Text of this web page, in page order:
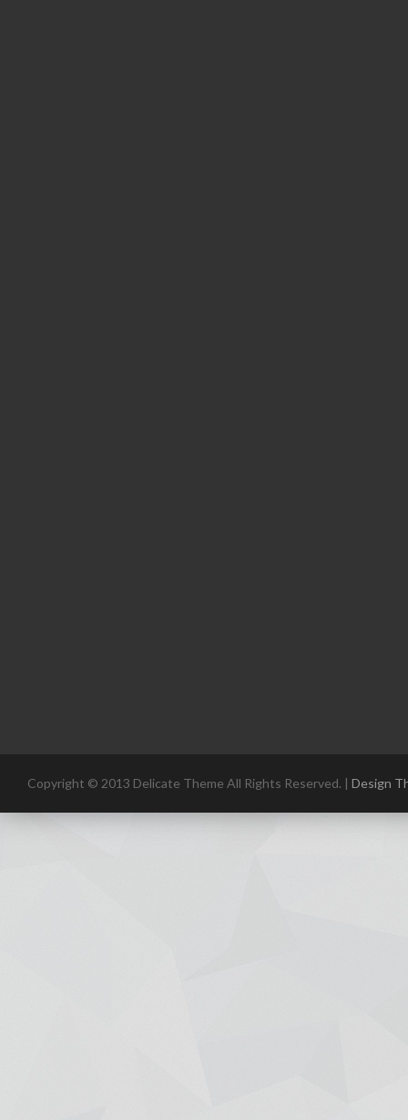
Copyright © 2013 Delicate Theme All Rights Reserved. | Design